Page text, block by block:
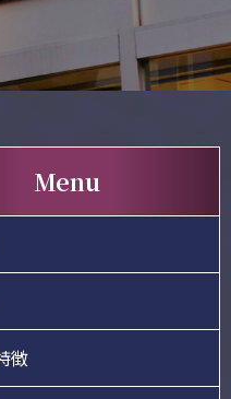
Menu
徴